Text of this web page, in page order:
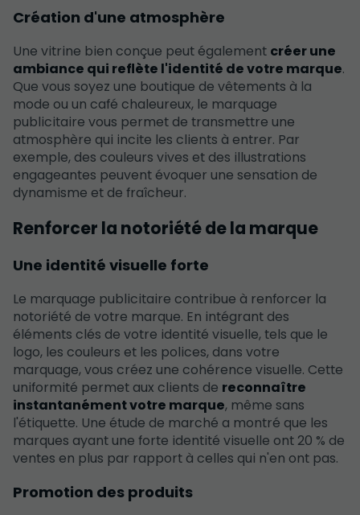
Création d'une atmosphère
Une vitrine bien conçue peut également créer une
ambiance qui reflète l'identité de votre marque.
Que vous soyez une boutique de vêtements à la
mode ou un café chaleureux, le marquage
publicitaire vous permet de transmettre une
atmosphère qui incite les clients à entrer. Par
exemple, des couleurs vives et des illustrations
engageantes peuvent évoquer une sensation de
dynamisme et de fraîcheur.
Renforcer la notoriété de la marque
Une identité visuelle forte
Le marquage publicitaire contribue à renforcer la
notoriété de votre marque. En intégrant des
éléments clés de votre identité visuelle, tels que le
logo, les couleurs et les polices, dans votre
marquage, vous créez une cohérence visuelle. Cette
uniformité permet aux clients de reconnaître
instantanément votre marque, même sans
l'étiquette. Une étude de marché a montré que les
marques ayant une forte identité visuelle ont 20 % de
ventes en plus par rapport à celles qui n'en ont pas.
Promotion des produits